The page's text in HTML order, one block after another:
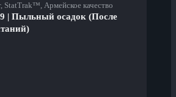
StatTrak™, Армейское качество
| Пыльный осадок (После